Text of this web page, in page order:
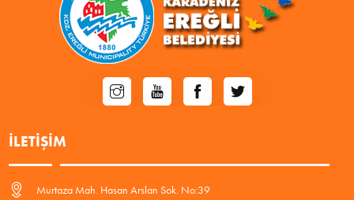
İLETIŞIM
Murtaza Mah. Hasan Arslan Sok. No:39